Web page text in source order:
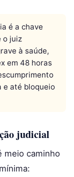
é a chave
o juiz
à saúde,
em 48 horas
e até bloqueio
judicial
meio caminho